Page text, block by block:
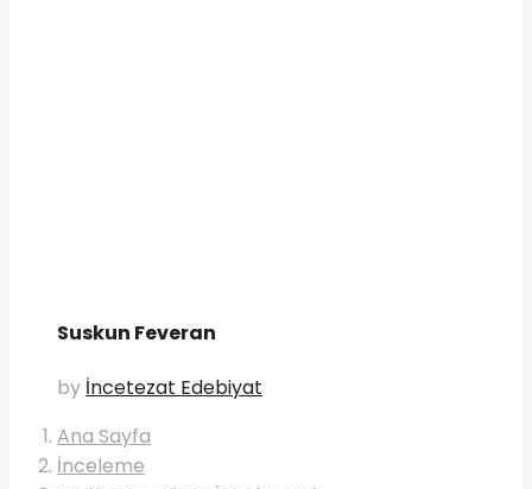
Suskun Feveran
by İncetezat Edebiyat
Ana Sayfa
İnceleme